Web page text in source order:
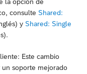
la opción de
consulte Shared:
y Shared: Single
Este cambio
un soporte mejorado